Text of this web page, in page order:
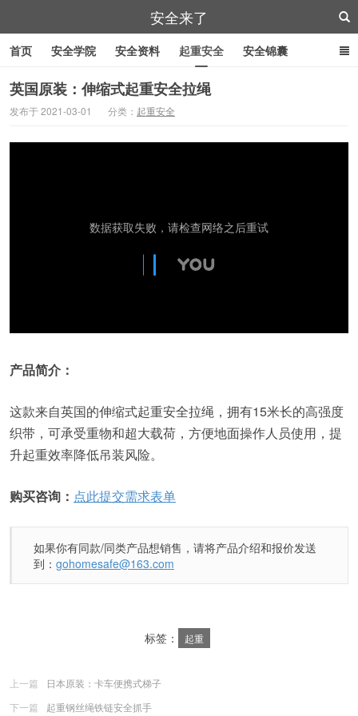
安全来了
首页 安全学院 安全资料 起重安全 安全锦囊
叉车安全 管道作业 特殊工具 安全刀具
劳防用品
英国原装：伸缩式起重安全拉绳
发布于 2021-03-01 分类： 起重安全
产品简介：
这款来自英国的伸缩式起重安全拉绳，拥有15米长的高强度
织带，可承受重物和超大载荷，方便地面操作人员使用，提
升起重效率降低吊装风险。
购买咨询： 点此提交需求表单
如果你有同款/同类产品想销售，请将产品介绍和报价发送
到： gohomesafe@163.com
标签： 起重
上一篇
日本原装：卡车便携式梯子
下一篇
起重钢丝绳铁链安全抓手